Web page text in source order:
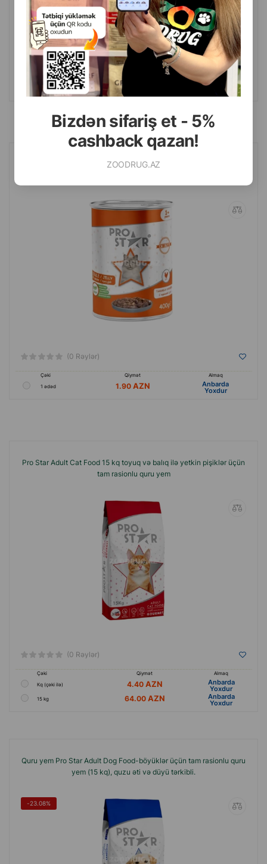
Bizdən sifariş et - 5%
cashback qazan!
ZOODRUG.AZ
(0 Rəylər)
Çəki
Almaq
1 ədəd
1.90 Anbarda
Yoxdur
Pro Star – toyuq ətindən hazırlanmış jeldə yetişkin pişiklər üçün yaş
(0 Rəylər)
Çəki Qiymət
Almaq
1 ədəd
1.90 Anbarda
Yoxdur
Pro Star Adult Cat Food 15 kq toyuq və balıq ilə yetkin pişiklər üçün
tam rasionlu quru yem
(0 Rəylər)
Çəki Qiymət
Almaq
Кq (çəki ilə)
4.40 Anbarda
Yoxdur
15 kg 64.00 Anbarda
Yoxdur
Quru yem Pro Star Adult Dog Food-böyüklər üçün tam rasionlu quru
yem (15 kq), quzu əti və düyü tərkibli.
-23.08%